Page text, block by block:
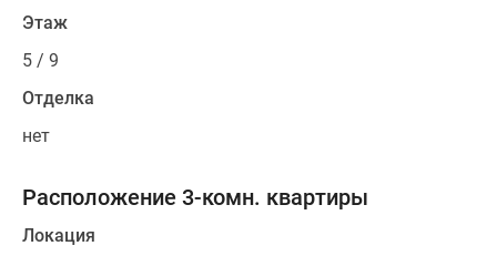
Этаж
5 / 9
Отделка
нет
Расположение 3-комн. квартиры
Локация